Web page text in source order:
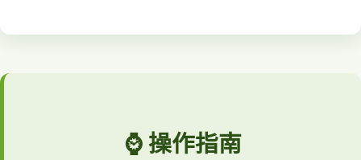
⌚ 操作指南